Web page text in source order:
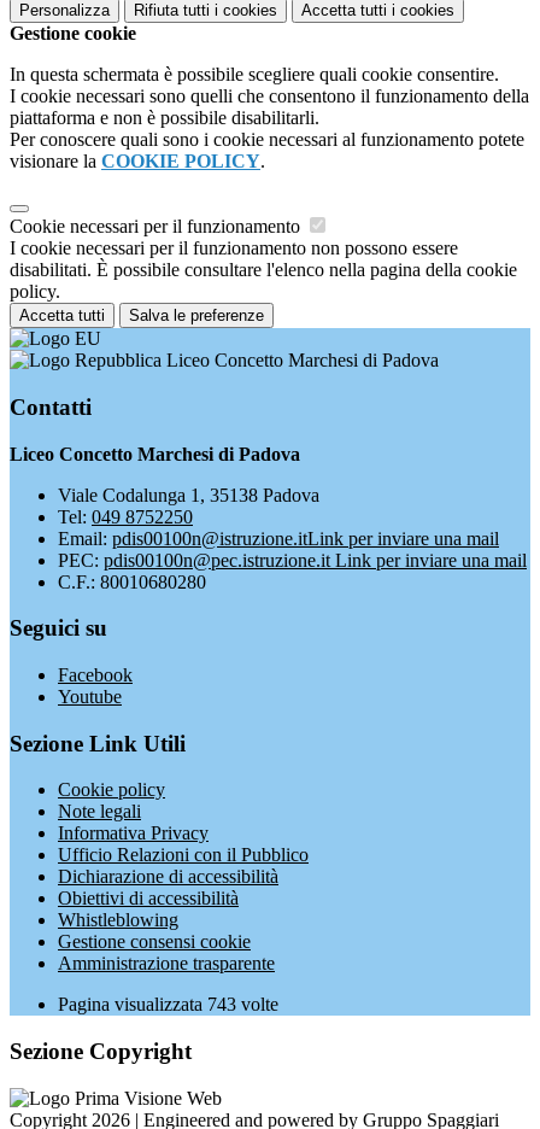
Personalizza Rifiuta tutti i cookies Accetta tutti i cookies
Gestione cookie
In questa schermata è possibile scegliere quali cookie consentire.
I cookie necessari sono quelli che consentono il funzionamento della
piattaforma e non è possibile disabilitarli.
Per conoscere quali sono i cookie necessari al funzionamento potete
visionare la COOKIE POLICY.
Cookie necessari per il funzionamento
I cookie necessari per il funzionamento non possono essere
disabilitati. È possibile consultare l'elenco nella pagina della cookie
policy.
Accetta tutti Salva le preferenze
Liceo Concetto Marchesi di Padova
Contatti
Liceo Concetto Marchesi di Padova
Viale Codalunga 1, 35138 Padova
Tel: 049 8752250
Email: pdis00100n@istruzione.itLink per inviare una mail
PEC: pdis00100n@pec.istruzione.it Link per inviare una mail
C.F.: 80010680280
Seguici su
Facebook
Youtube
Sezione Link Utili
Cookie policy
Note legali
Informativa Privacy
Ufficio Relazioni con il Pubblico
Dichiarazione di accessibilità
Obiettivi di accessibilità
Whistleblowing
Gestione consensi cookie
Amministrazione trasparente
Pagina visualizzata 743 volte
Sezione Copyright
Copyright 2026 | Engineered and powered by Gruppo Spaggiari